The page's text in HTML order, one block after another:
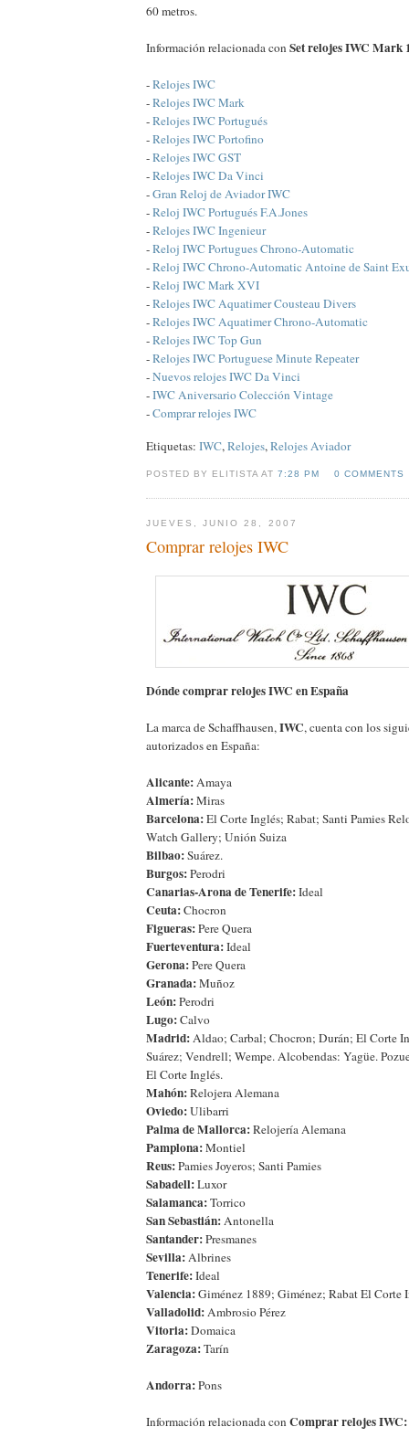
60 metros.
Información relacionada con Set relojes IWC Mark
-Relojes IWC
-Relojes IWC Mark
-Relojes IWC Portugués
-Relojes IWC Portofino
-Relojes IWC GST
-Relojes IWC Da Vinci
-Gran Reloj de Aviador IWC
-Reloj IWC Portugués F.A.Jones
-Relojes IWC Ingenieur
-Reloj IWC Portugues Chrono-Automatic
-Reloj IWC Chrono-Automatic Antoine de Saint
-Reloj IWC Mark XVI
-Relojes IWC Aquatimer Cousteau Divers
-Relojes IWC Aquatimer Chrono-Automatic
-Relojes IWC Top Gun
-Relojes IWC Portuguese Minute Repeater
-Nuevos relojes IWC Da Vinci
-IWC Aniversario Colección Vintage
-Comprar relojes IWC
Etiquetas: IWC,Relojes,Relojes Aviador
POSTED BY ELITISTA AT7:28 PM 0 COMMENTS
JUEVES, JUNIO 28, 2007
Comprar relojes IWC
Dónde comprar relojes IWC en España
La marca de Schaffhausen,IWC, cuenta con los
autorizados en España:
Alicante:Amaya
Almería:Miras
Barcelona:El Corte Inglés; Rabat; Santi Pamies
Watch Gallery; Unión Suiza
Bilbao:Suárez.
Burgos:Perodri
Canarias-Arona de Tenerife:Ideal
Ceuta:Chocron
Figueras:Pere Quera
Fuerteventura:Ideal
Gerona:Pere Quera
Granada:Muñoz
León:Perodri
Lugo:Calvo
Madrid:Aldao; Carbal; Chocron; Durán; El Corte
Suárez; Vendrell; Wempe. Alcobendas: Yagüe.
El Corte Inglés.
Mahón:Relojera Alemana
Oviedo:Ulibarri
Palma de Mallorca:Relojería Alemana
Pamplona:Montiel
Reus:Pamies Joyeros; Santi Pamies
Sabadell:Luxor
Salamanca:Torrico
San Sebastián:Antonella
Santander:Presmanes
Sevilla:Albrines
Tenerife:Ideal
Valencia:Giménez 1889; Giménez; Rabat El Corte
Valladolid:Ambrosio Pérez
Vitoria:Domaica
Zaragoza:Tarín
Andorra:Pons
Información relacionada con Comprar relojes IWC: